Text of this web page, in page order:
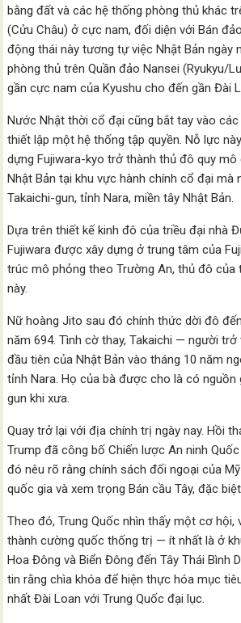
bằng đất và các hệ thống phòng thủ khác
(Cửu Châu) ở cực nam, đối diện với Bán
động thái này tương tự việc Nhật Bản ngày
phòng thủ trên Quần đảo Nansei (Ryukyu/
gần cực nam của Kyushu cho đến gần Đài
Nước Nhật thời cổ đại cũng bắt tay vào
thiết lập một hệ thống tập quyền. Nỗ lực
dựng Fujiwara-kyo trở thành thủ đô quy
Nhật Bản tại khu vực hành chính cổ đại mà
Takaichi-gun, tỉnh Nara, miền tây Nhật Bản.
Dựa trên thiết kế kinh đô của triều đại nhà
Fujiwara được xây dựng ở trung tâm của
trúc mô phỏng theo Trường An, thủ đô của
này.
Nữ hoàng Jito sau đó chính thức dời đô
năm 694. Tình cờ thay, Takaichi — người
đầu tiên của Nhật Bản vào tháng 10 năm
tỉnh Nara. Họ của bà được cho là có nguồn
gun khi xưa.
Quay trở lại với địa chính trị ngày nay. Hồi
Trump đã công bố Chiến lược An ninh
đó nêu rõ rằng chính sách đối ngoại của
quốc gia và xem trọng Bán cầu Tây, đặc
Theo đó, Trung Quốc nhìn thấy một cơ hội,
thành cường quốc thống trị — ít nhất là ở
Hoa Đông và Biển Đông đến Tây Thái Bình
tin rằng chìa khóa để hiện thực hóa mục
nhất Đài Loan với Trung Quốc đại lục.